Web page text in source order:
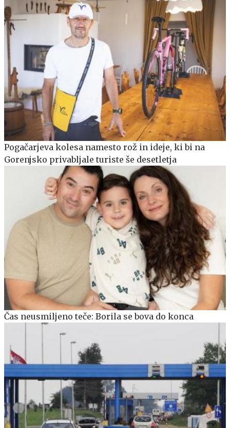
Pogačarjeva kolesa namesto rož in ideje, ki bi na
Gorenjsko privabljale turiste še desetletja
Čas neusmiljeno teče: Borila se bova do konca